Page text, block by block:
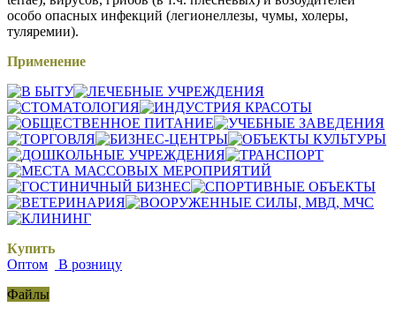
особо опасных инфекций (легионеллезы, чумы, холеры,
туляремии).
Применение
Купить
Оптом
В розницу
Файлы